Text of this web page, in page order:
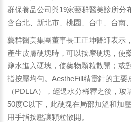
群保養品公司與19家藝群醫美診所分
含台北、新北市、桃園、台中、台南
藝群醫美集團董事長王正坤醫師表示
產生皮膚硬塊時，可以按摩硬塊，使
鹽水進入硬塊，使藥物顆粒散開；或
指按壓均勻。AestheFill精靈針的主要
（PDLLA），經過水分稀釋之後，玻
50度C以下，此硬塊在局部加溫和加
用手指按壓讓顆粒散開。